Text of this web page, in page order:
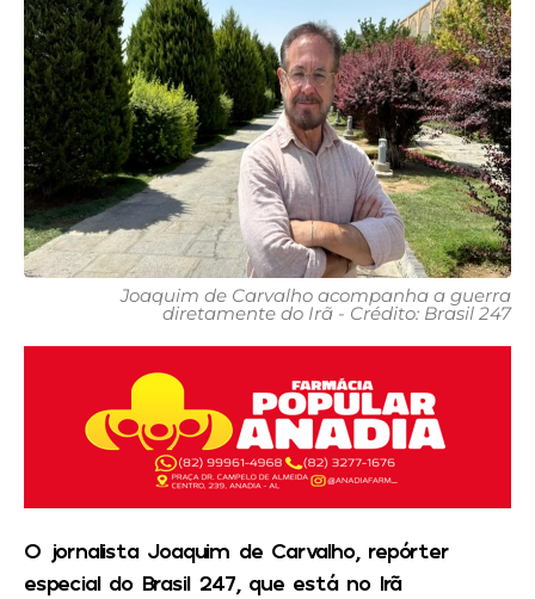
Joaquim de Carvalho acompanha a guerra
diretamente do Irã - Crédito: Brasil 247
O jornalista Joaquim de Carvalho, repórter
especial do Brasil 247, que está no Irã